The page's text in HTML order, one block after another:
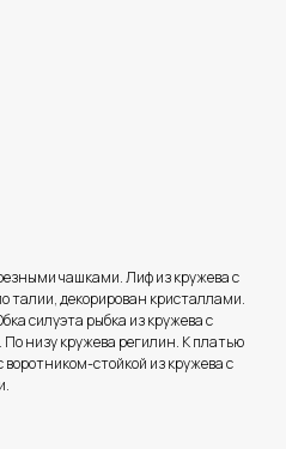
чашками. Лиф из кружева с
декорирован кристаллами.
силуэта рыбка из кружева с
низу кружева регилин. К платью
воротником-стойкой из кружева с